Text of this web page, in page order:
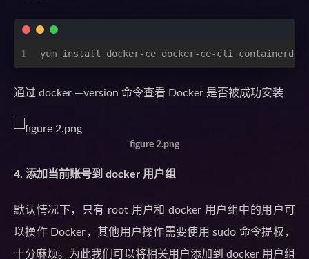
1 yum install docker-ce docker-ce-cli
通过 docker —version 命令查看 Docker 是否被成功安装
figure 2.png
4. 添加当前账号到 docker 用户组
默认情况下，只有 root 用户和 docker 用户组中的用户可
以操作 Docker，其他用户操作需要使用 sudo 命令提权，
十分麻烦。为此我们可以将相关用户添加到 docker 用户组